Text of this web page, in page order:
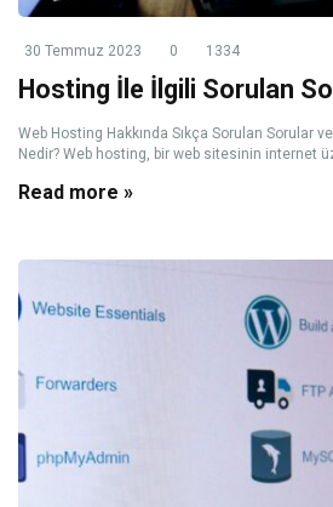
30 Temmuz 2023 0 1334
Hosting İle İlgili Sorulan
Web Hosting Hakkında Sıkça Sorulan Sorular
Nedir? Web hosting, bir web sitesinin internet
Read more »